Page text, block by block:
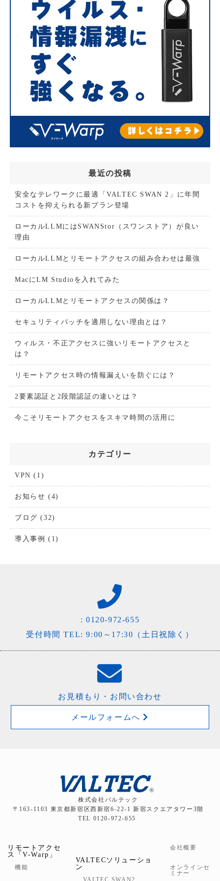
最近の投稿
安全なテレワークに最適「VALTEC SWAN 2」に年間
コストを抑えられる新プラン登場
ローカルLLMにはSWANStor（スワンストア）が良い
理由
ローカルLLMとリモートアクセスの組み合わせは最強
MacにLM Studioを入れてみた
ローカルLLMとリモートアクセスの関係は？
セキュリティパッチを適用しない理由とは？
ウィルス・不正アクセスに強いリモートアクセスと
は？
リモートアクセス時の情報漏えいを防ぐには？
2要素認証と2段階認証の違いとは？
今こそリモートアクセスをスキマ時間の活用に
カテゴリー
VPN (1)
お知らせ (4)
ブログ (32)
導入事例 (1)
: 0120-972-655
受付時間 TEL: 9:00～17:30（土日祝除く）
お見積もり・お問い合わせ
メールフォームへ
株式会社バルテック
〒163-1103 東京都新宿区西新宿6-22-1 新宿スクエアタワー3階
TEL 0120-972-655
リモートアクセ
ス「V-Warp」
機能
VALTECソリューショ
ン
VALTEC SWAN2
会社概要
オンラインセ
ミナー